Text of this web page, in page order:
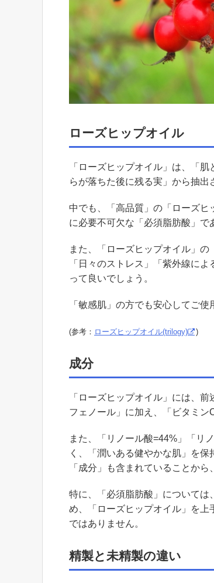
ローズヒップオイル
「ローズヒップオイル」は、「
らが落ちた後に残る実」から抽出
中でも、「高品質」の「ローズヒ
に必要不可欠な「必須脂肪酸」で
また、「ローズヒップオイル」の
「日々のストレス」「紫外線に
って良いでしょう。
「敏感肌」の方でも安心してご
(参考： ローズヒップオイル(trilogy) )
成分
「ローズヒップオイル」には、
フェノール」に加え、「ビタミン
また、「リノール酸=44%」「リ
く、「潤いある健やかな肌」を
「成分」も含まれていることか
特に、「必須脂肪酸」については
め、「ローズヒップオイル」を
ではありません。
精製と未精製の違い